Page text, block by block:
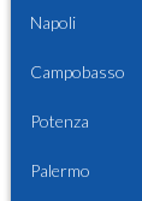
Napoli
Campobasso
Potenza
Palermo